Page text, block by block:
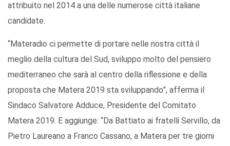
attribuito nel 2014 a una delle numerose città italiane
candidate.
“Materadio ci permette di portare nelle nostra città il
meglio della cultura del Sud, sviluppo molto del pensiero
mediterraneo che sarà al centro della riflessione e della
proposta che Matera 2019 sta sviluppando”, afferma il
Sindaco Salvatore Adduce, Presidente del Comitato
Matera 2019. E aggiunge: “Da Battiato ai fratelli Servillo, da
Pietro Laureano a Franco Cassano, a Matera per tre giorni